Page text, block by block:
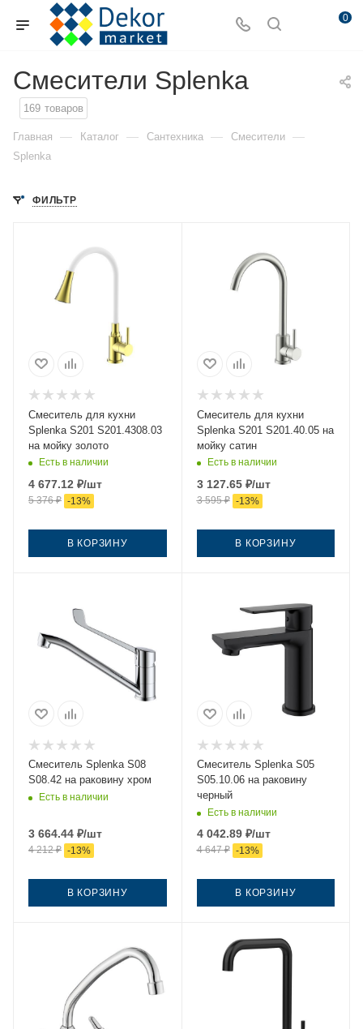
0
Смесители Splenka
169 товаров
Главная — Каталог — Сантехника — Смесители —
Splenka
ФИЛЬТР
Смеситель для кухни
Splenka S201 S201.4308.03
на мойку золото
Есть в наличии
4 677.12 ₽/шт
5 376₽ -13%
В КОРЗИНУ
Смеситель для кухни
Splenka S201 S201.40.05 на
мойку сатин
Есть в наличии
3 127.65₽/шт
3 595₽ -13%
В КОРЗИНУ
Смеситель Splenka S08
S08.42 на раковину хром
Есть в наличии
3 664.44 ₽/шт
4 212₽ -13%
В КОРЗИНУ
Смеситель Splenka S05
S05.10.06 на раковину
черный
Есть в наличии
4 042.89₽/шт
4 647₽ -13%
В КОРЗИНУ